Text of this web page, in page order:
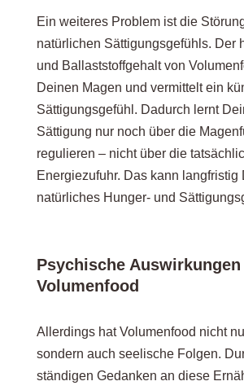
Ein weiteres Problem ist die
natürlichen Sättigungsgefühls. Der
und Ballaststoffgehalt von
Deinen Magen und vermittelt ein
Sättigungsgefühl. Dadurch lernt
Sättigung nur noch über die
regulieren – nicht über die
Energiezufuhr. Das kann langfristig
natürliches Hunger- und
Psychische Auswirkungen
Volumenfood
Allerdings hat Volumenfood nicht
sondern auch seelische Folgen.
ständigen Gedanken an diese